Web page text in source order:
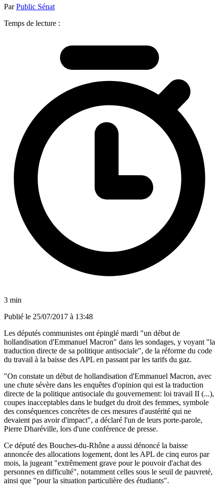
ParPublic Sénat
Temps de lecture :
3 min
Publié le 25/07/2017 à 13:48
Les députés communistes ont épinglé mardi "un début de
hollandisation d'Emmanuel Macron" dans les sondages, y voyant "la
traduction directe de sa politique antisociale", de la réforme du code
du travail à la baisse des APL en passant par les tarifs du gaz.
"On constate un début de hollandisation d'Emmanuel Macron, avec
une chute sévère dans les enquêtes d'opinion qui est la traduction
directe de la politique antisociale du gouvernement: loi travail II (...),
coupes inacceptables dans le budget du droit des femmes, symbole
des conséquences concrètes de ces mesures d'austérité qui ne
devaient pas avoir d'impact", a déclaré l'un de leurs porte-parole,
Pierre Dharéville, lors d'une conférence de presse.
Ce député des Bouches-du-Rhône a aussi dénoncé la baisse
annoncée des allocations logement, dont les APL de cinq euros par
mois, la jugeant "extrêmement grave pour le pouvoir d'achat des
personnes en difficulté", notamment celles sous le seuil de pauvreté,
ainsi que "pour la situation particulière des étudiants".